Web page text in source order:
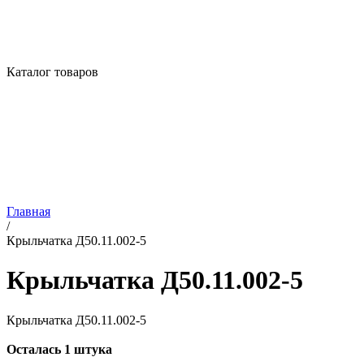
Каталог товаров
Главная
/
Крыльчатка Д50.11.002-5
Крыльчатка Д50.11.002-5
Крыльчатка Д50.11.002-5
Осталась 1 штука